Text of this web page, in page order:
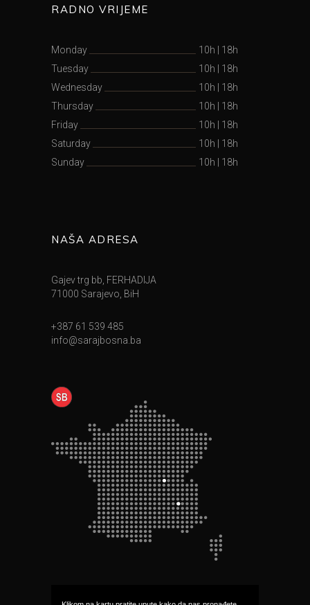
RADNO VRIJEME
Monday 10h
18h
Tuesday
10h
18h
Wednesday
10h
18h
Thursday
10h
18h
Friday
10h
18h
Saturday
10h
18h
Sunday
10h 18h
NAŠA ADRESA
Gajev trg bb, FERHADIJA
71000 Sarajevo, BiH
+387 61 539 485
info@sarajbosna.ba